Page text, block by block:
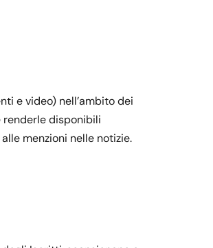
e video) nell’ambito dei
renderle disponibili
menzioni nelle notizie.